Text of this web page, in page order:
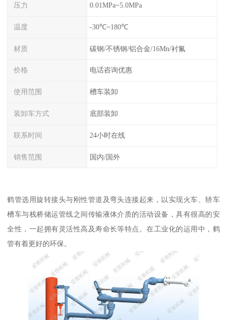
压力 0.01MPa~5.0MPa
温度 -30℃~180℃
材质 碳钢/不锈钢/铝合金/16Mn/衬氟
价格 电话咨询优惠
使用范围 槽车装卸
装卸车方式 底部装卸
联系时间 24小时在线
销售范围 国内/国外
鹤管选用旋转接头与刚性管道及弯头连接起来，以实现火车、轿车
槽车与栈桥储运管线之间传输液体介质的活动设备，具有很高的安
全性，一起拥有灵活性高及寿命长等特点。在工业化的运用中，鹤
管有着更好的环保。